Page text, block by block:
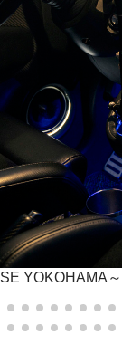
YOKOHAMA